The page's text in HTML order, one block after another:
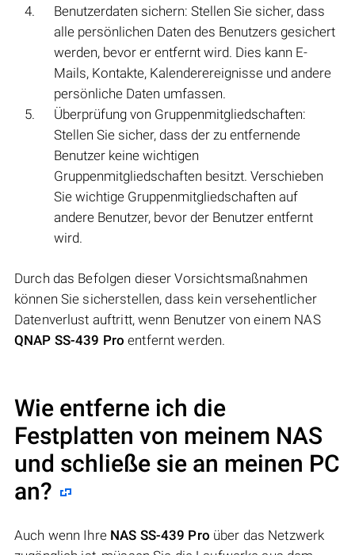
Benutzerdaten sichern: Stellen Sie sicher, dass
alle persönlichen Daten des Benutzers gesichert
werden, bevor er entfernt wird. Dies kann E-
Mails, Kontakte, Kalenderereignisse und andere
persönliche Daten umfassen.
Überprüfung von Gruppenmitgliedschaften:
Stellen Sie sicher, dass der zu entfernende
Benutzer keine wichtigen
Gruppenmitgliedschaften besitzt. Verschieben
Sie wichtige Gruppenmitgliedschaften auf
andere Benutzer, bevor der Benutzer entfernt
wird.
Durch das Befolgen dieser Vorsichtsmaßnahmen
können Sie sicherstellen, dass kein versehentlicher
Datenverlust auftritt, wenn Benutzer von einem NAS
QNAP SS-439 Pro entfernt werden.
Wie entferne ich die
Festplatten von meinem NAS
und schließe sie an meinen PC
an?
Auch wenn Ihre NAS SS-439 Pro über das Netzwerk